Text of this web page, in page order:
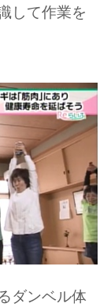
して作業を
ダンベル体